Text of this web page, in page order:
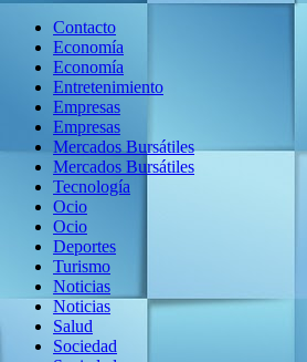
Contacto
Economía
Economía
Entretenimiento
Empresas
Empresas
Mercados Bursátiles
Mercados Bursátiles
Tecnología
Ocio
Ocio
Deportes
Turismo
Noticias
Noticias
Salud
Sociedad